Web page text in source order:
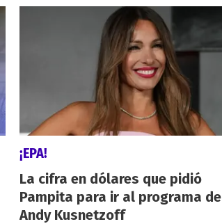
¡EPA!
La cifra en dólares que pidió
Pampita para ir al programa de
Andy Kusnetzoff